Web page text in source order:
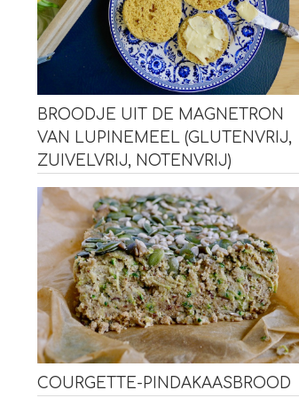
BROODJE UIT DE MAGNETRON
VAN LUPINEMEEL (GLUTENVRIJ,
ZUIVELVRIJ, NOTENVRIJ)
COURGETTE-PINDAKAASBROOD